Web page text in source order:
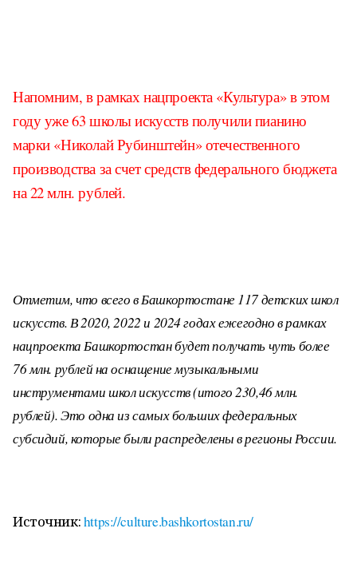
Напомним, в рамках нацпроекта «Культура» в этом
году уже 63 школы искусств получили пианино
марки «Николай Рубинштейн» отечественного
производства за счет средств федерального бюджета
на 22 млн. рублей.
Отметим, что всего в Башкортостане 117 детских школ
искусств. В 2020, 2022 и 2024 годах ежегодно в рамках
нацпроекта Башкортостан будет получать чуть более
76 млн. рублей на оснащение музыкальными
инструментами школ искусств (итого 230,46 млн.
рублей). Это одна из самых больших федеральных
субсидий, которые были распределены в регионы России.
Источник:https://culture.bashkortostan.ru/